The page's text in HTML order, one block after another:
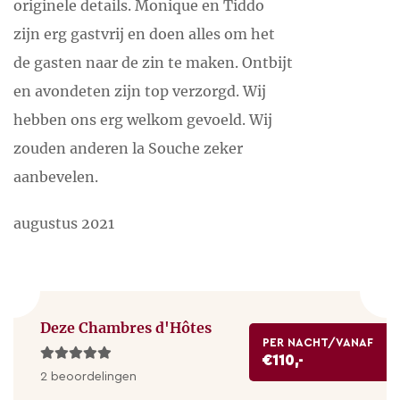
d'hôtes blijven en hier genieten van het zwembad
en de prachtige uitzichten.
Wilt u wandelen, een mooie route rijden of een
dagtrip maken? Er zijn duizend prachtplekken te
originele details. Monique en Tiddo
zijn erg gastvrij en doen alles om het
de gasten naar de zin te maken. Ontbijt
en avondeten zijn top verzorgd. Wij
hebben ons erg welkom gevoeld. Wij
zouden anderen la Souche zeker
aanbevelen.
augustus 2021
Deze Chambres d'Hôtes
2 beoordelingen
PER NACHT/VANAF
€110,-